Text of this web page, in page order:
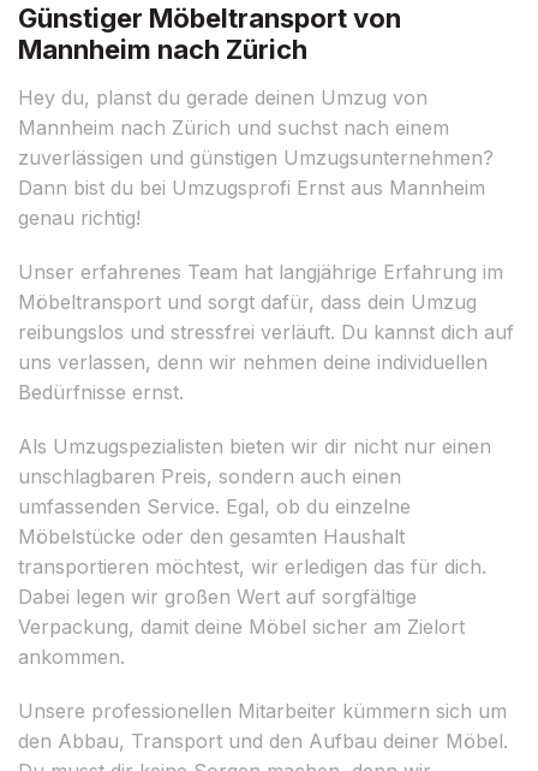
Günstiger Möbeltransport von
Mannheim nach Zürich
Hey du, planst du gerade deinen Umzug von
Mannheim nach Zürich und suchst nach einem
zuverlässigen und günstigen Umzugsunternehmen?
Dann bist du bei Umzugsprofi Ernst aus Mannheim
genau richtig!
Unser erfahrenes Team hat langjährige Erfahrung im
Möbeltransport und sorgt dafür, dass dein Umzug
reibungslos und stressfrei verläuft. Du kannst dich auf
uns verlassen, denn wir nehmen deine individuellen
Bedürfnisse ernst.
Als Umzugspezialisten bieten wir dir nicht nur einen
unschlagbaren Preis, sondern auch einen
umfassenden Service. Egal, ob du einzelne
Möbelstücke oder den gesamten Haushalt
transportieren möchtest, wir erledigen das für dich.
Dabei legen wir großen Wert auf sorgfältige
Verpackung, damit deine Möbel sicher am Zielort
ankommen.
Unsere professionellen Mitarbeiter kümmern sich um
den Abbau, Transport und den Aufbau deiner Möbel.